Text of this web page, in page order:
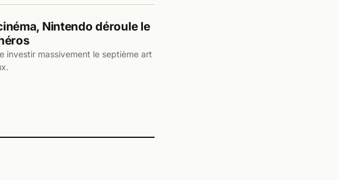
Nintendo déroule le
investir massivement le septième art